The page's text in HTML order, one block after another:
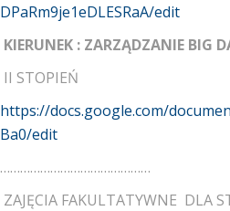
DPaRm9je1eDLESRaA/edit
KIERUNEK : ZARZĄDZANIE BIG
II STOPIEŃ
https://docs.google.com/
Ba0/edit
………………………………………
ZAJĘCIA FAKULTATYWNE DLA